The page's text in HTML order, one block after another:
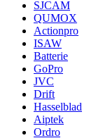
SJCAM
QUMOX
Actionpro
ISAW
Batterie
GoPro
JVC
Drift
Hasselblad
Aiptek
Ordro